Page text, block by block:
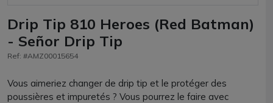
Drip Tip 810 Heroes (Red Batman)
- Señor Drip Tip
Ref: #AMZ00015654
Vous aimeriez changer de drip tip et le protéger des
poussières et impuretés ? Vous pourrez le faire avec